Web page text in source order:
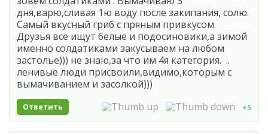
дня,варю,сливая 1ю воду после закипания, солю.
Самый вкусный гриб с пряным привкусом.
Друзья все ищут белые и подосиновики,а зимой
именно солдатиками закусываем на любом
застолье))) не знаю,за что им 4я категория. ..
ленивые люди присвоили,видимо,которым с
вымачиванием и засолкой)))
Ответить +5